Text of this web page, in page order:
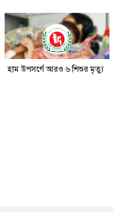
হাম উপসর্গে আরও ৬ শিশুর মৃত্যু